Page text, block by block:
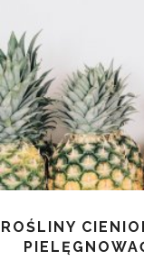
ROŚLINY